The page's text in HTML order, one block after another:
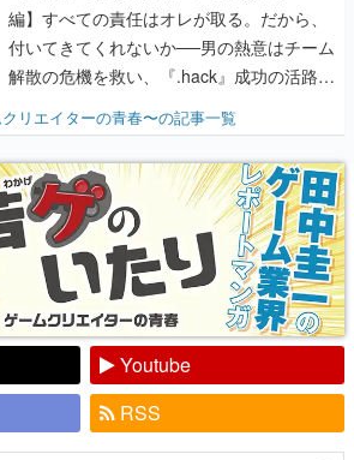
開く。業界の快男児・松山 洋に流れる血は
『少年ジャンプ』色だった【若ゲのいた
り】
リエイターの青春〜の記事一覧
Youtube
RSS
プ